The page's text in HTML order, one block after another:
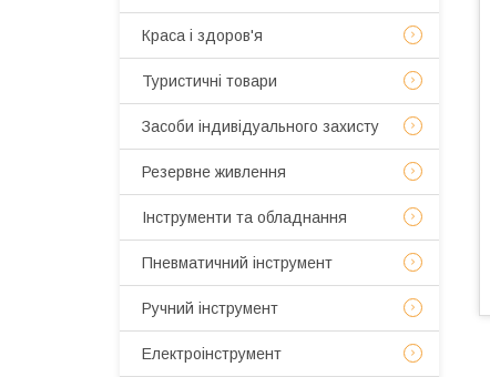
Краса і здоров'я
Туристичні товари
Засоби індивідуального захисту
Резервне живлення
Інструменти та обладнання
Пневматичний інструмент
Ручний інструмент
Електроінструмент